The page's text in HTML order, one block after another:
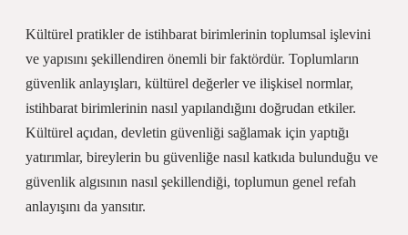
Kültürel pratikler de istihbarat birimlerinin toplumsal işlevini
ve yapısını şekillendiren önemli bir faktördür. Toplumların
güvenlik anlayışları, kültürel değerler ve ilişkisel normlar,
istihbarat birimlerinin nasıl yapılandığını doğrudan etkiler.
Kültürel açıdan, devletin güvenliği sağlamak için yaptığı
yatırımlar, bireylerin bu güvenliğe nasıl katkıda bulunduğu ve
güvenlik algısının nasıl şekillendiği, toplumun genel refah
anlayışını da yansıtır.